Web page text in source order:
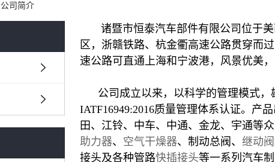
公司简介
诸暨市恒泰汽车部件有限公司位于美
区，浙赣铁路、杭金衢高速公路贯穿而
速公路可直通上海和宁波港，风景优美，
公司成立以来，以科学的管理模式，
IATF16949:2016质量管理体系认证。产
田、江铃、中车、中通、金龙、宇通等
助力器、 空气干燥器、制动总阀、 继动阀
接头及各种管路快插接头等一系列汽车制